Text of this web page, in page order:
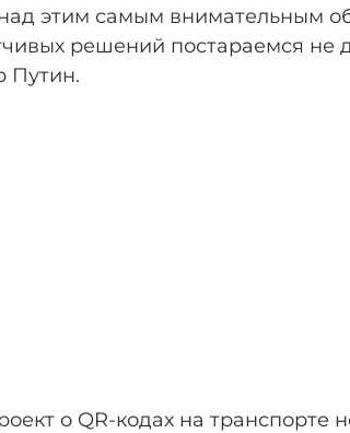
этим самым внимательным
решений постараемся не
Путин.
о QR-кодах на транспорте